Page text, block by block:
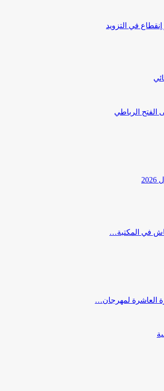
في التزويد
الفتح الرباطي
في المكتبة…
العاشرة لمهرجان…